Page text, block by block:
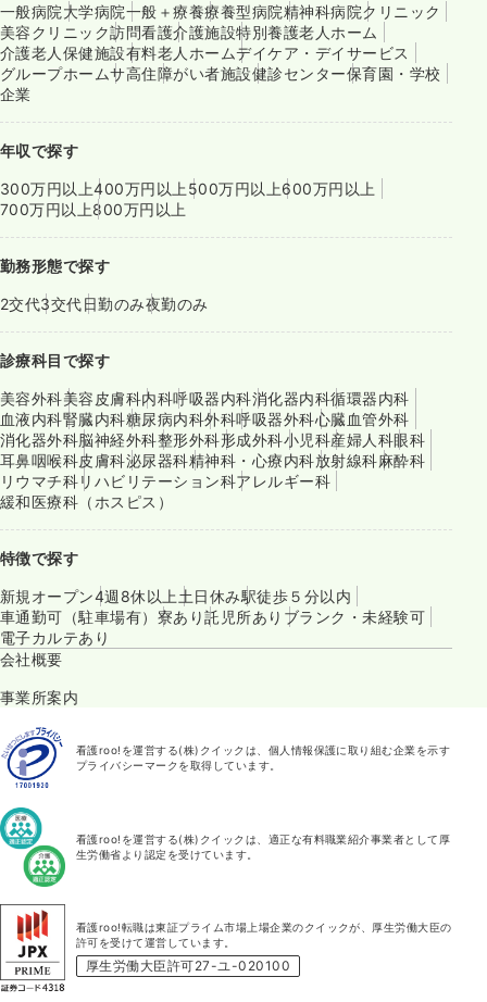
一般病院大学病院一般＋療養療養型病院精神科病院クリニック
美容クリニック訪問看護介護施設特別養護老人ホーム
介護老人保健施設有料老人ホームデイケア・デイサービス
グループホームサ高住障がい者施設健診センター保育園・学校
企業
年収で探す
300万円以上400万円以上 500万円以上600万円以上
700万円以上800万円以上
勤務形態で探す
2交代3交代日勤のみ夜勤のみ
診療科目で探す
美容外科美容皮膚科内科呼吸器内科消化器内科循環器内科
血液内科腎臓内科糖尿病内科外科呼吸器外科心臓血管外科
消化器外科脳神経外科整形外科形成外科小児科産婦人科眼科
耳鼻咽喉科皮膚科泌尿器科精神科・心療内科放射線科麻酔科
リウマチ科リハビリテーション科アレルギー科
緩和医療科（ホスピス）
特徴で探す
新規オープン4週8休以上 土日休み駅徒歩５分以内
車通勤可（駐車場有） 寮あり託児所あり ブランク・未経験可
電子カルテあり
会社概要
事業所案内
看護roo!を運営する(株)クイックは、個人情報保護に取り組む企業を示す
プライバシーマークを取得しています。
看護roo!を運営する(株)クイックは、適正な有料職業紹介事業者として厚
生労働省より認定を受けています。
看護roo!転職は東証プライム市場上場企業のクイックが、厚生労働大臣の
許可を受けて運営しています。
厚生労働大臣許可27-ユ-020100